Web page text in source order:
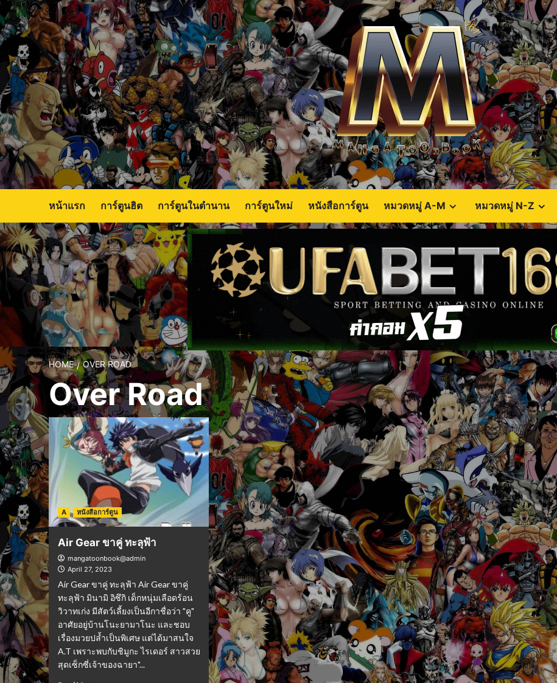
Skip
to
content
หน้าแรก การ์ตูนฮิต การ์ตูนในตำนาน การ์ตูนใหม่ หนังสือการ์ตูน หมวดหมู่ A-M หมวดหมู่ N-Z
HOME OVER ROAD
Over Road
A หนังสือการ์ตูน
Air Gear ขาคู่ ทะลุฟ้า
mangatoonbook@admin
April 27, 2023
Air Gear ขาคู่ ทะลุฟ้า Air Gear ขาคู่
ทะลุฟ้า มินามิ อิซึกิ เด็กหนุ่มเลือดร้อน
วิวาทเก่ง มีสัตว์เลี้ยงเป็นอีกาชื่อว่า "คู"
อาศัยอยู่บ้านโนะยามาโนะ และชอบ
เรื่องมวยปล้ำเป็นพิเศษ แต่ได้มาสนใจ
A.T เพราะพบกับชิมูกะ ไรเดอร์ สาวสวย
สุดเซ็กซี่เจ้าของฉายา"...